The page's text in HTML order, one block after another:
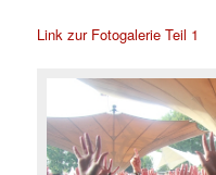
Link zur Fotogalerie Teil 1